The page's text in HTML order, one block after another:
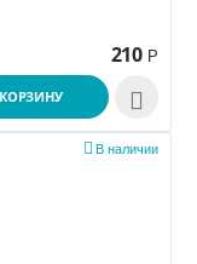
210 Р

В наличии
